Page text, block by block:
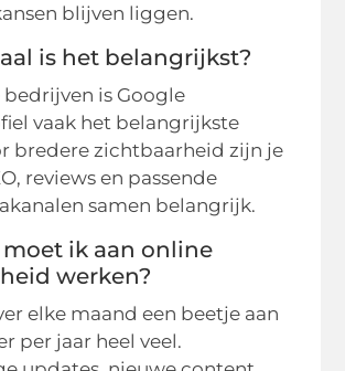
blijven liggen.
is het belangrijkst?
bedrijven is Google
vaak het belangrijkste
bredere zichtbaarheid zijn je
reviews en passende
samen belangrijk.
moet ik aan online
werken?
elke maand een beetje aan
per jaar heel veel.